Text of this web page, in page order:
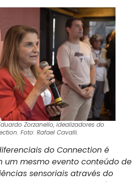
Zorzanello, idealizadores do
Foto: Rafael Cavalli.
do Connection é
um mesmo evento conteúdo de
sensoriais através do